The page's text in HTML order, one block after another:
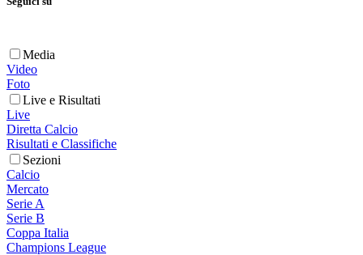
Media
Video
Foto
Live e Risultati
Live
Diretta Calcio
Risultati e Classifiche
Sezioni
Calcio
Mercato
Serie A
Serie B
Coppa Italia
Champions League